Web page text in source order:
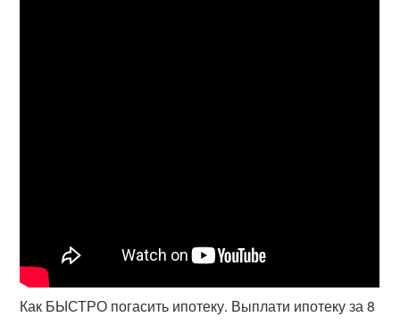
Как БЫСТРО погасить ипотеку. Выплати ипотеку за 8